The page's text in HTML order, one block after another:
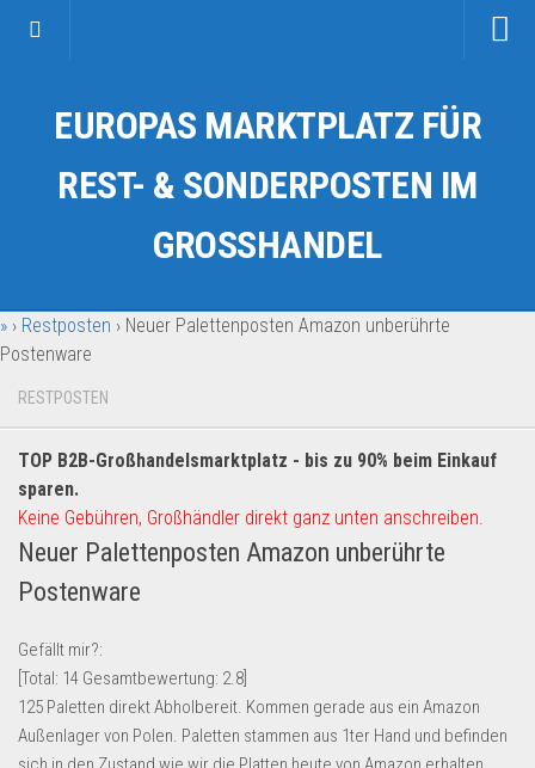
Kategorien
Auto & Motorrad
Fahrzeuge & Transport
Garten & Werkzeug
Geschäft, Büro & Schreibwaren
Geschenkartikel
Handy und Smartphone
Kosmetik & Pflege
Lebensmittel & Getränke
Multimedia & Elektro
Münzen
Spielzeug & Games
Sport & Freizeit
EUROPAS MARKTPLATZ FÜR
REST- & SONDERPOSTEN IM
GROSSHANDEL
» › Restposten › Neuer Palettenposten Amazon unberührte
Postenware
RESTPOSTEN
TOP B2B-Großhandelsmarktplatz - bis zu 90% beim Einkauf
sparen.
Keine Gebühren, Großhändler direkt ganz unten anschreiben.
Neuer Palettenposten Amazon unberührte
Postenware
Gefällt mir?:
[Total: 14 Gesamtbewertung: 2.8
125 Paletten direkt Abholbereit. Kommen gerade aus ein Amazon
Außenlager von Polen. Paletten stammen aus 1ter Hand und befinden